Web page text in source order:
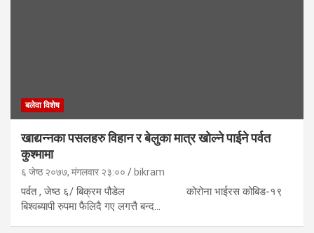
बलेवा विशेष
खाद्यन्नका पसलहरु विहान र बेलुका मात्र खोल्ने पाईने पर्वत
कुश्मामा
६ जेष्ठ २०७७, मंगलवार २३:०० bikram
पर्वत , जेष्ठ ६/ बिक्रम पौडेल कोरोना भाईरस कोबिड-१९
बिश्वब्यापी रुपमा फैलिदै गए लगत्तै बन्द…